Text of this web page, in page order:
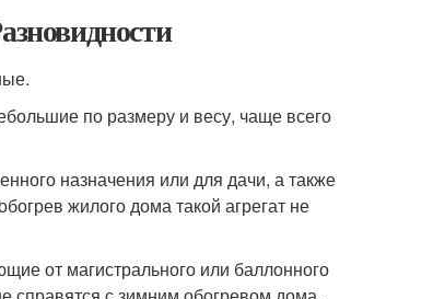
по размеру и весу, чаще всего
назначения или для дачи, а также
жилого дома такой агрегат не
от магистрального или баллонного